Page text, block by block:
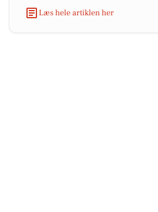
Læs hele artiklen her